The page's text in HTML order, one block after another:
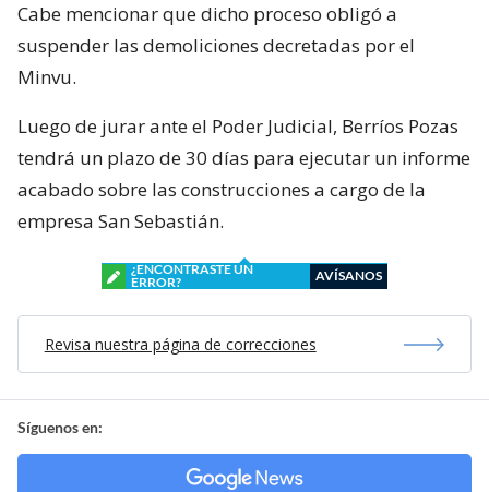
Cabe mencionar que dicho proceso obligó a
suspender las demoliciones decretadas por el
Minvu.
Luego de jurar ante el Poder Judicial, Berríos Pozas
tendrá un plazo de 30 días para ejecutar un informe
acabado sobre las construcciones a cargo de la
empresa San Sebastián.
¿ENCONTRASTE UN
ERROR?
AVÍSANOS
Revisa nuestra página de correcciones
Síguenos en: